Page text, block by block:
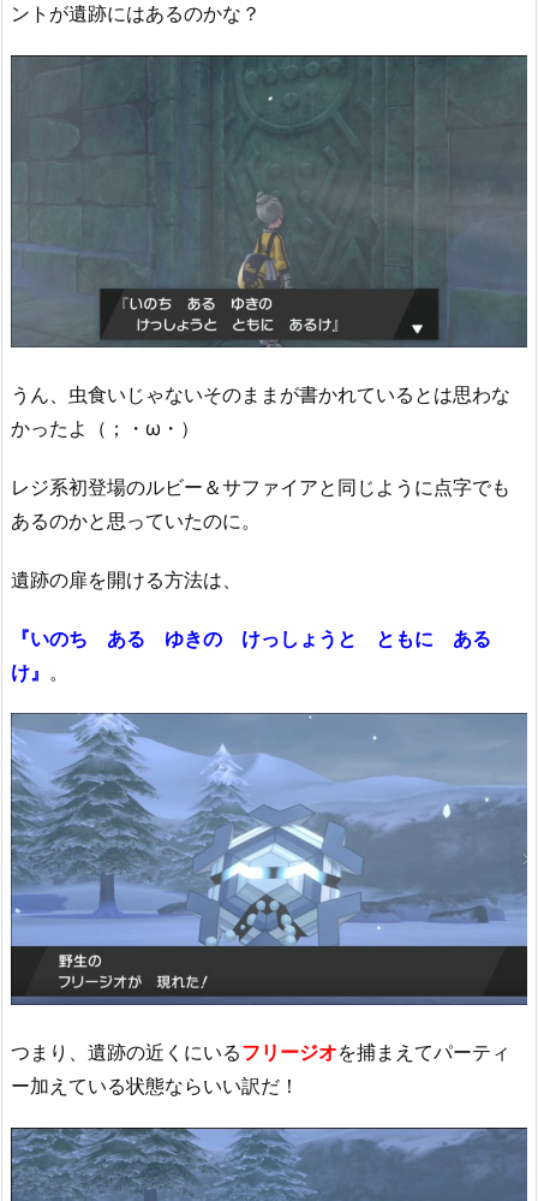
ントが遺跡にはあるのかな？
うん、虫食いじゃないそのままが書かれているとは思わな
かったよ（；・ω・）
レジ系初登場のルビー＆サファイアと同じように点字でも
あるのかと思っていたのに。
遺跡の扉を開ける方法は、
『いのち ある ゆきの けっしょうと ともに ある
け』 。
つまり、遺跡の近くにいるフリージオを捕まえてパーティ
ー加えている状態ならいい訳だ！